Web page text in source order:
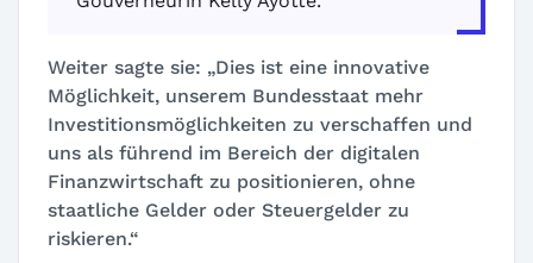
Weiter sagte sie: „Dies ist eine innovative
Möglichkeit, unserem Bundesstaat mehr
Investitionsmöglichkeiten zu verschaffen und
uns als führend im Bereich der digitalen
Finanzwirtschaft zu positionieren, ohne
staatliche Gelder oder Steuergelder zu
riskieren.“